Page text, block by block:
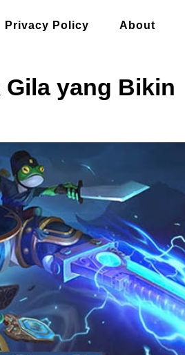
Privacy Policy About
yang Bikin